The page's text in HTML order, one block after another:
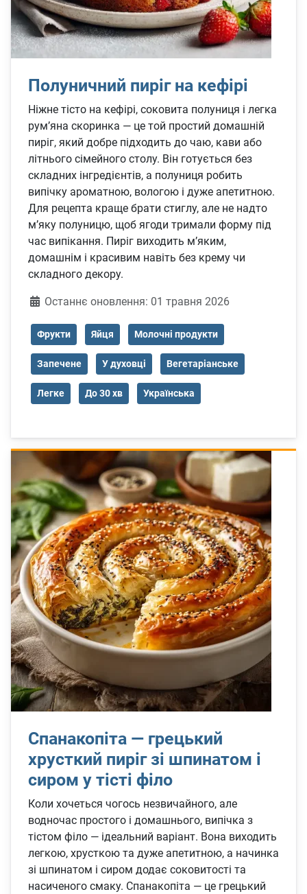
Полуничний пиріг на кефірі
Ніжне тісто на кефірі, соковита полуниця і легка
рум’яна скоринка — це той простий домашній
пиріг, який добре підходить до чаю, кави або
літнього сімейного столу. Він готується без
складних інгредієнтів, а полуниця робить
випічку ароматною, вологою і дуже апетитною.
Для рецепта краще брати стиглу, але не надто
м’яку полуницю, щоб ягоди тримали форму під
час випікання. Пиріг виходить м’яким,
домашнім і красивим навіть без крему чи
складного декору.
ДеталіОстаннє оновлення: 01 травня 2026
Фрукти Яйця Молочні продукти
Запечене У духовці Вегетаріанське
Легке До 30 хв Українська
Спанакопіта — грецький
хрусткий пиріг зі шпинатом і
сиром у тісті філо
Коли хочеться чогось незвичайного, але
водночас простого і домашнього, випічка з
тістом філо — ідеальний варіант. Вона виходить
легкою, хрусткою та дуже апетитною, а начинка
зі шпинатом і сиром додає соковитості та
насиченого смаку. Спанакопіта — це грецький